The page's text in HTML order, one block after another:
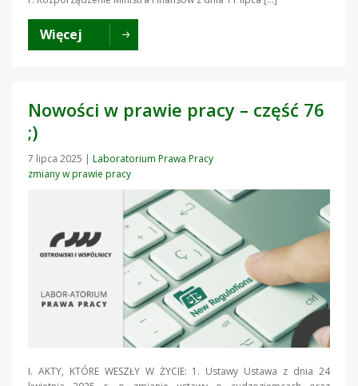
Więcej
Nowości w prawie pracy – część 76
;)
7 lipca 2025 | Laboratorium Prawa Pracy
zmiany w prawie pracy
I. AKTY, KTÓRE WESZŁY W ŻYCIE: 1. Ustawy Ustawa z dnia 24